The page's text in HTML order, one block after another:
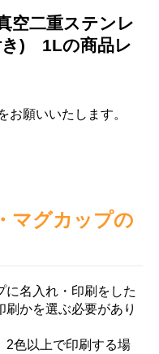
空二重ステンレ
き) 1Lの商品レ
お願いいたします。
マグカップの
に名入れ・印刷をした
かを選ぶ必要があり
2色以上で印刷する場